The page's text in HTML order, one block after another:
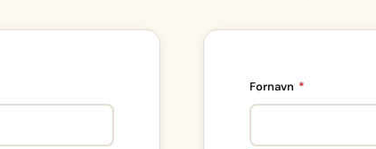
Fornavn *